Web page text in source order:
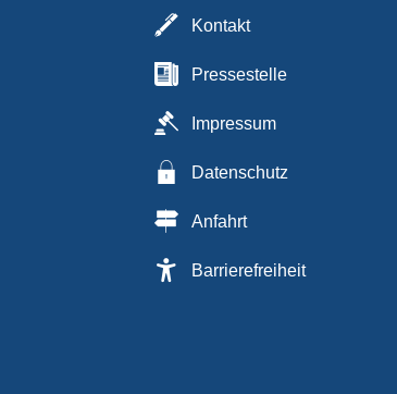
Kontakt
Pressestelle
Impressum
Datenschutz
Anfahrt
Barrierefreiheit